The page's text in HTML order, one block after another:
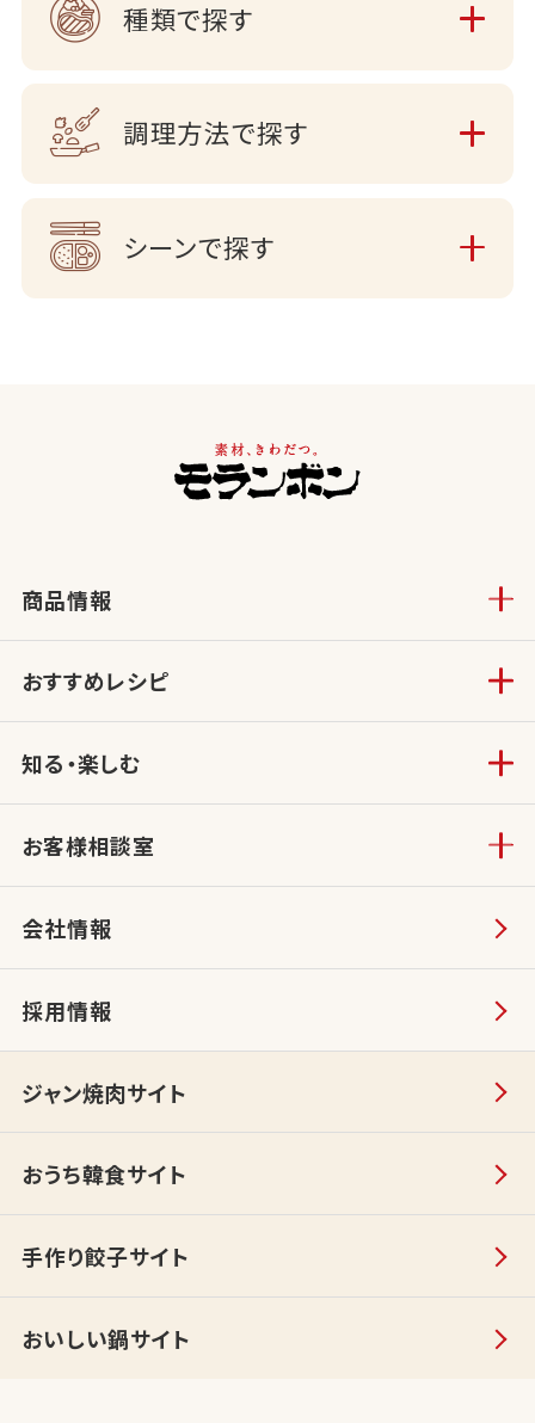
種類で探す
調理方法で探す
シーンで探す
商品情報
おすすめレシピ
知る・楽しむ
お客様相談室
会社情報
採用情報
ジャン焼肉サイト
おうち韓食サイト
手作り餃子サイト
おいしい鍋サイト